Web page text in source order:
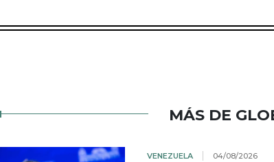
MÁS DE
VENEZUELA 04/08/2026